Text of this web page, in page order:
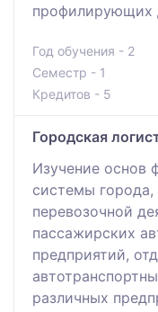
профилирующих
Год обучения - 2
Семестр - 1
Кредитов - 5
Городская
Изучение основ
системы
перевозочной
пассажирских
предприятий,
различных